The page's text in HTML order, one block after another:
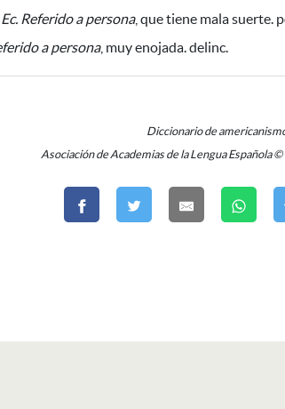
Ec. Referido a persona, que tiene mala suerte.
a persona, muy enojada. delinc.
Diccionario de
Asociación de Academias de la Lengua Española